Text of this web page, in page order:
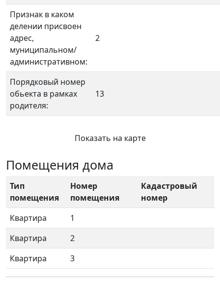
Признак в каком
делении присвоен
адрес,
муниципальном/
административном:
2
Порядковый номер
обьекта в рамках
родителя:
13
Показать на карте
Помещения дома
Тип
помещения
Номер
помещения
Кадастровый
номер
Квартира
1
Квартира
2
Квартира
3